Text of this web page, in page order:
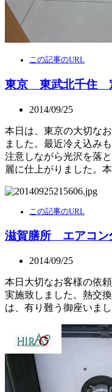
この記事のURL
東京 東武北千住
2014/09/25
本日は、東京の大切な
ました。最近冷え込み
注意しながら光沢を落
麗に仕上がりました。
この記事のURL
滋賀膳所 エアコン
2014/09/25
本日大切なお客様の依
実施致しました。熱交
は、有り難う御座いまし